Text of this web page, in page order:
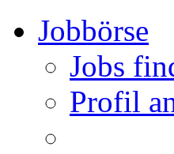
Jobbörse
Jobs
Profil